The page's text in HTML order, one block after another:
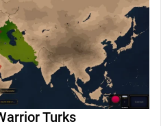
Turks